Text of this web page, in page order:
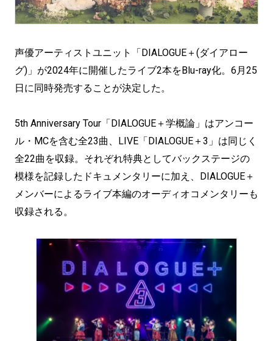
声優アーティストユニット「DIALOGUE＋(ダイアロー
グ)」が2024年に開催したライブ2本をBlu-ray化。6月25
日に同時発売することが決定した。
5th Anniversary Tour「DIALOGUE＋学概論」はアンコー
ル・MCを含む全23曲、LIVE「DIALOGUE＋3」は同じく
全22曲を収録。それぞれ特典としてバックステージの
模様を記録したドキュメンタリーに加え、DIALOGUE＋
メンバーによるライブ本編のオーディオコメンタリーも
収録される。